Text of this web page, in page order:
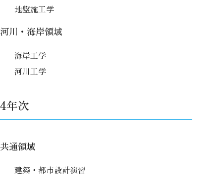
地盤施工学
河川・海岸領域
海岸工学
河川工学
4年次
共通領域
建築・都市設計演習